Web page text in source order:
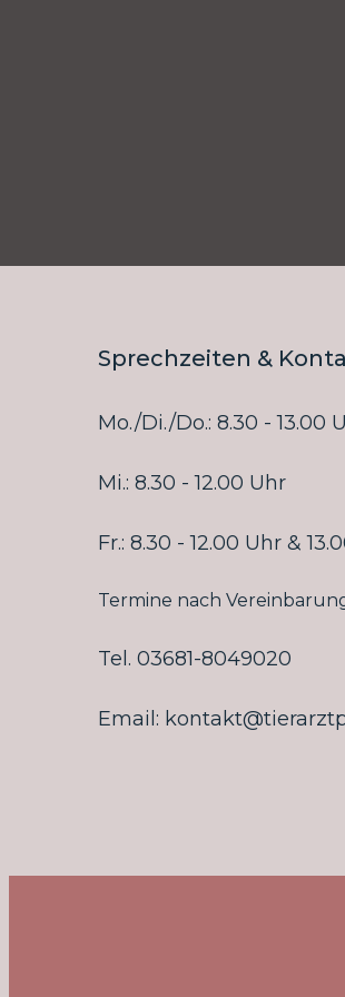
Sprechzeiten &
Mo./Di./Do.: 8.30 - 13.00
Mi.: 8.30 - 12.00 Uhr
Fr.: 8.30 - 12.00 Uhr &
Termine nach
Tel. 03681-8049020
Email: